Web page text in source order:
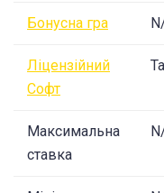
Бонусна гра
Ліцензійний
Софт
Максимальна
ставка